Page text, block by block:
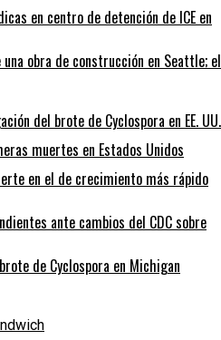
en centro de detención de ICE en
obra de construcción en Seattle; el
del brote de Cyclospora en EE. UU.
muertes en Estados Unidos
en el de crecimiento más rápido
ante cambios del CDC sobre
de Cyclospora en Michigan